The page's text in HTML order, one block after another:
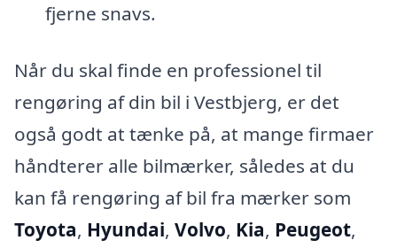
fjerne snavs.
Når du skal finde en professionel til
rengøring af din bil i Vestbjerg, er det
også godt at tænke på, at mange firmaer
håndterer alle bilmærker, således at du
kan få rengøring af bil fra mærker som
Toyota, Hyundai, Volvo, Kia, Peugeot,